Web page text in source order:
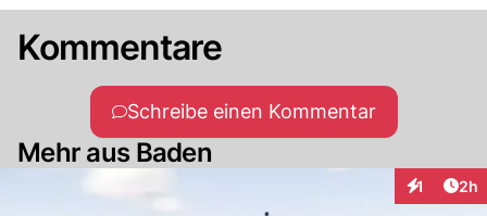
Kommentare
Schreibe einen Kommentar
Mehr aus Baden
1 2h